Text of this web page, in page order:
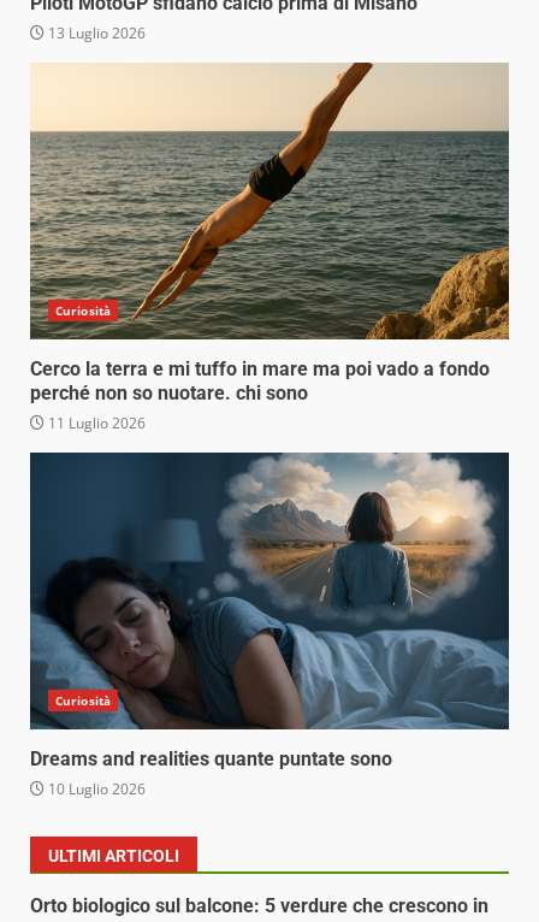
13 Luglio 2026
Curiosità
Cerco la terra e mi tuffo in mare ma poi vado a fondo
perché non so nuotare. chi sono
11 Luglio 2026
Curiosità
Dreams and realities quante puntate sono
10 Luglio 2026
ULTIMI ARTICOLI
Orto biologico sul balcone: 5 verdure che crescono in